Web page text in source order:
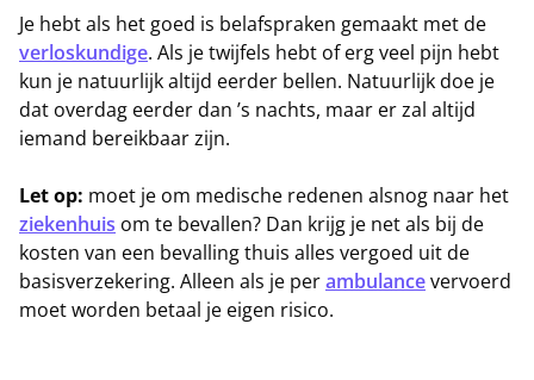
Je hebt als het goed is belafspraken gemaakt met de
verloskundige. Als je twijfels hebt of erg veel pijn hebt
kun je natuurlijk altijd eerder bellen. Natuurlijk doe je
dat overdag eerder dan ’s nachts, maar er zal altijd
iemand bereikbaar zijn.
Let op: moet je om medische redenen alsnog naar het
ziekenhuis om te bevallen? Dan krijg je net als bij de
kosten van een bevalling thuis alles vergoed uit de
basisverzekering. Alleen als je perambulancevervoerd
moet worden betaal je eigen risico.